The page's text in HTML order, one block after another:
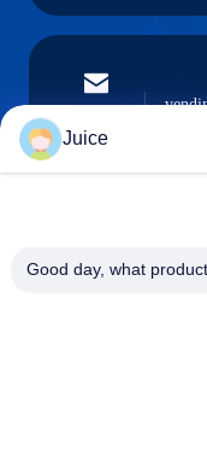
ταχυδρομείο
Τηλέφωνο
Juice
Good day, what